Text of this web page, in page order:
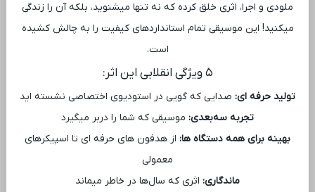
ملودی و اجرا، اثری خلق کرده که نه تنها میشنوید، بلکه آن را زندگی
میکنید! این موسیقی تمام استانداردهای کیفیت را به چالش کشیده
است.
۵ ویژگی انقلابی این اثر:
تولید حرفه ‌ای: صدایی که گویی در استودیوی اختصاصی نشسته ‌اید
تجربه سه‌بعدی: موسیقی که شما را دربر میگیرد
بهینه برای همه دستگاه ‌ها: از هدفون‌ های حرفه ‌ای تا اسپیکرهای
معمولی
ماندگاری: اثری که سال‌ها در خاطر میماند